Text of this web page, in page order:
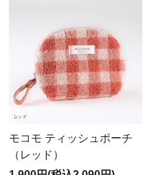
モコモ ティッシュポーチ
（レッド）